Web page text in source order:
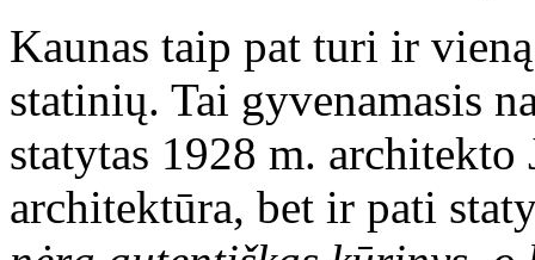
Kaunas taip pat turi ir
statinių. Tai gyvenamasis
statytas 1928 m.
architektūra, bet ir pati